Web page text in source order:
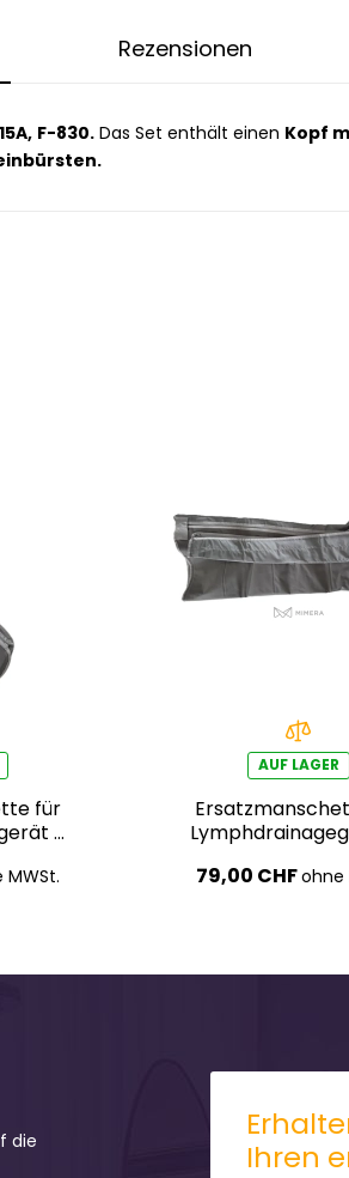
Rezensionen
F-830. Das Set enthält einen Kopf
für
–
MWSt.
AUF LAGER
79,00 CHFohne
die
Ihren